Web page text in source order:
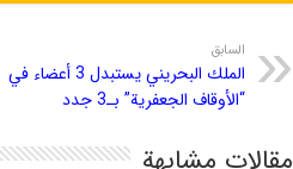
السابق
الملك البحريني يستبدل 3 أعضاء في
“الأوقاف الجعفرية” بـ3 جدد
مقالات مشابهة